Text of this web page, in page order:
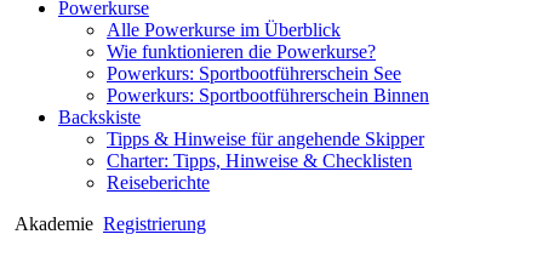
Powerkurse
Alle Powerkurse im Überblick
Wie funktionieren die Powerkurse?
Powerkurs: Sportbootführerschein See
Powerkurs: Sportbootführerschein Binnen
Backskiste
Tipps & Hinweise für angehende Skipper
Charter: Tipps, Hinweise & Checklisten
Reiseberichte
Akademie Registrierung